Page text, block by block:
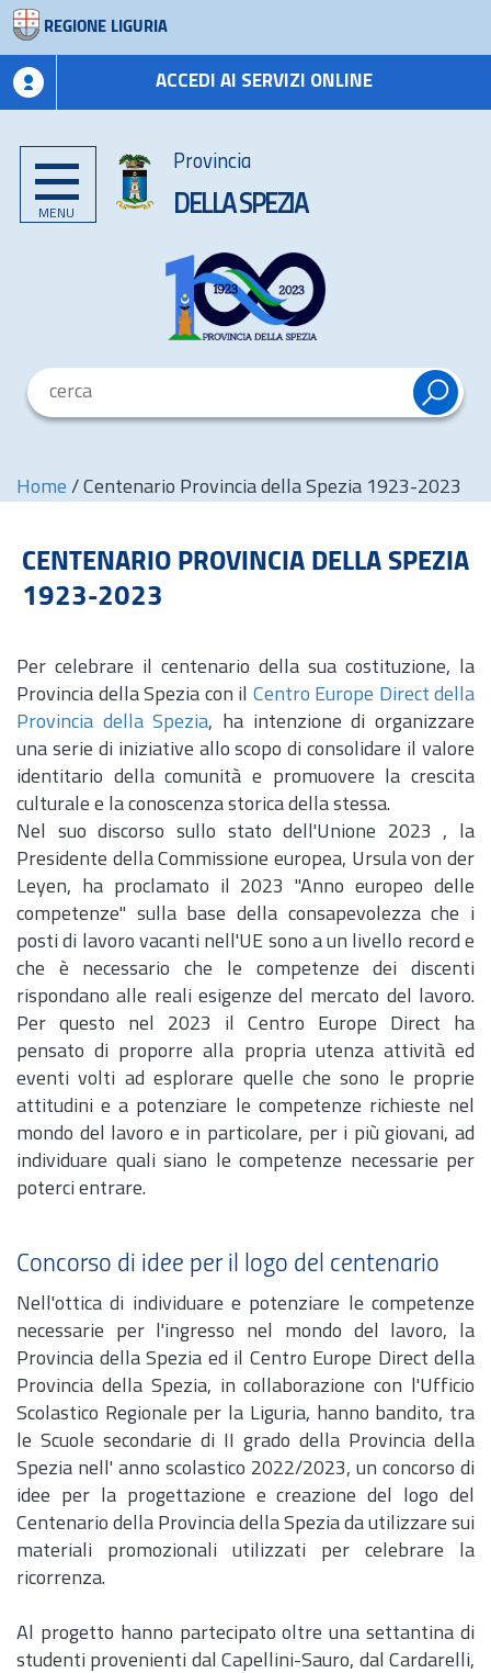
REGIONE LIGURIA
ACCEDI AI SERVIZI ONLINE
MENU
Provincia
DELLA SPEZIA
Home / Centenario Provincia della Spezia 1923-2023
CENTENARIO PROVINCIA DELLA SPEZIA
1923-2023
Per celebrare il centenario della sua costituzione, la
Provincia della Spezia con il Centro Europe Direct della
Provincia della Spezia, ha intenzione di organizzare
una serie di iniziative allo scopo di consolidare il valore
identitario della comunità e promuovere la crescita
culturale e la conoscenza storica della stessa.
Nel suo discorso sullo stato dell'Unione 2023 , la
Presidente della Commissione europea, Ursula von der
Leyen, ha proclamato il 2023 "Anno europeo delle
competenze" sulla base della consapevolezza che i
posti di lavoro vacanti nell'UE sono a un livello record e
che è necessario che le competenze dei discenti
rispondano alle reali esigenze del mercato del lavoro.
Per questo nel 2023 il Centro Europe Direct ha
pensato di proporre alla propria utenza attività ed
eventi volti ad esplorare quelle che sono le proprie
attitudini e a potenziare le competenze richieste nel
mondo del lavoro e in particolare, per i più giovani, ad
individuare quali siano le competenze necessarie per
poterci entrare.
Concorso di idee per il logo del centenario
Nell'ottica di individuare e potenziare le competenze
necessarie per l'ingresso nel mondo del lavoro, la
Provincia della Spezia ed il Centro Europe Direct della
Provincia della Spezia, in collaborazione con l'Ufficio
Scolastico Regionale per la Liguria, hanno bandito, tra
le Scuole secondarie di II grado della Provincia della
Spezia nell' anno scolastico 2022/2023, un concorso di
idee per la progettazione e creazione del logo del
Centenario della Provincia della Spezia da utilizzare sui
materiali promozionali utilizzati per celebrare la
ricorrenza.
Al progetto hanno partecipato oltre una settantina di
studenti provenienti dal Capellini-Sauro, dal Cardarelli,